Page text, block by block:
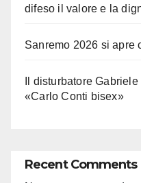
difeso il valore e la
Sanremo 2026 si apre
Il disturbatore
«Carlo Conti bisex»
Recent Comments